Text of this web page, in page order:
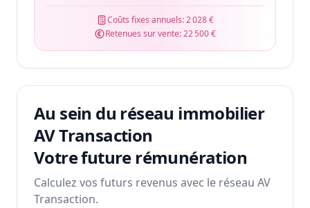
Coûts fixes annuels:2 028 €
Retenues sur vente:22 500 €
Au sein du réseau immobilier
AV Transaction
Votre future rémunération
Calculez vos futurs revenus avec le réseau AV
Transaction.